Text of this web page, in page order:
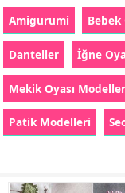
Amigurumi
Danteller İğne
Mekik Oyası
Patik Modelleri